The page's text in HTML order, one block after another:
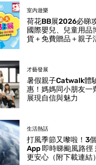
室內遊樂
荷花BB展2026必睇
國際嬰兒、兒童用品
貨＋免費贈品＋親子
才藝發展
暑假親子Catwalk體
惠！媽媽同小朋友一
展現自信與魅力
生活熱話
打風季節又嚟啦！3
App 即時睇颱風路徑
更安心（附下載連結）